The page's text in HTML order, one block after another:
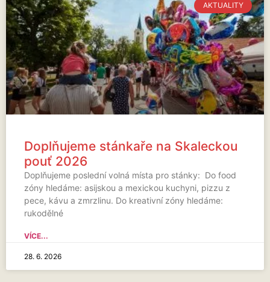
AKTUALITY
Doplňujeme stánkaře na Skaleckou
pouť 2026
Doplňujeme poslední volná místa pro stánky: Do food
zóny hledáme: asijskou a mexickou kuchyni, pizzu z
pece, kávu a zmrzlinu. Do kreativní zóny hledáme:
rukodělné
VÍCE...
28. 6. 2026